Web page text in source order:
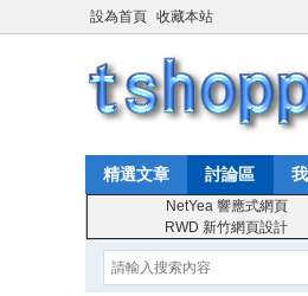
設為首頁 收藏本站
精選文章 討論區
NetYea 響應式網頁
RWD 新竹網頁設計